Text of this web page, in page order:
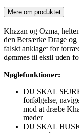
Mere om produktet
Khazan og Ozma,
den Bersærke Drage
falskt anklaget for
dømmes til eksil uden
Nøglefunktioner:
DU SKAL
forfølgelse,
mod at dræbe
møder
DU SKAL